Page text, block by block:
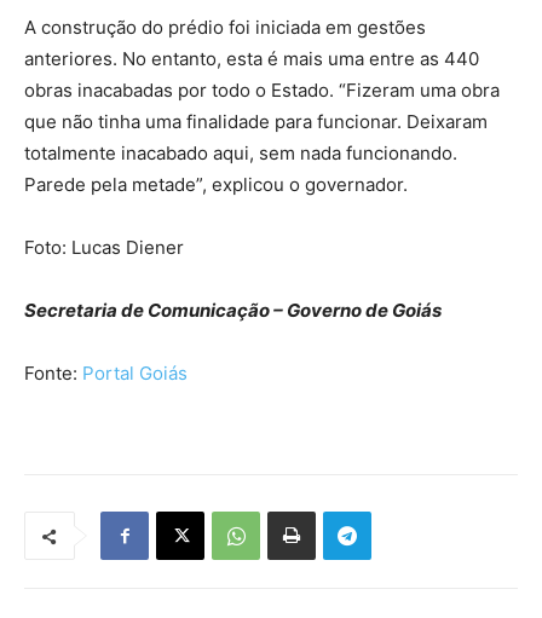
A construção do prédio foi iniciada em gestões
anteriores. No entanto, esta é mais uma entre as 440
obras inacabadas por todo o Estado. “Fizeram uma obra
que não tinha uma finalidade para funcionar. Deixaram
totalmente inacabado aqui, sem nada funcionando.
Parede pela metade”, explicou o governador.
Foto: Lucas Diener
Secretaria de Comunicação – Governo de Goiás
Fonte: Portal Goiás